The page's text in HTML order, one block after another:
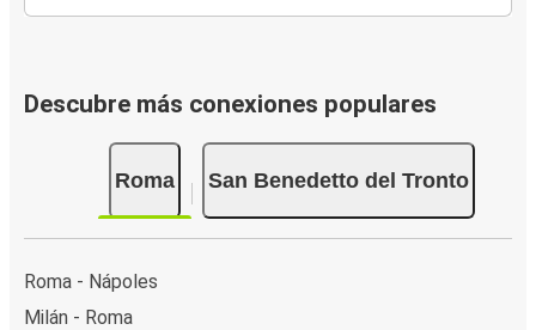
Descubre más conexiones populares
Roma San Benedetto del Tronto
Roma - Nápoles
Milán - Roma